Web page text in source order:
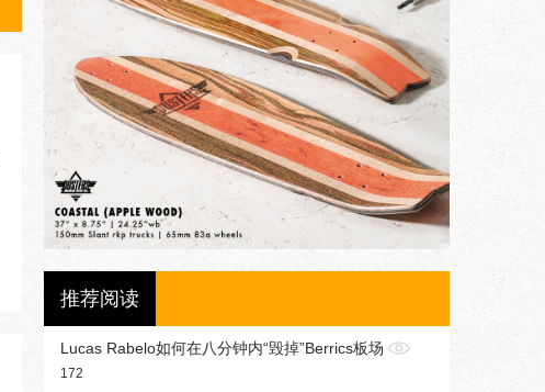
推荐阅读
Lucas Rabelo如何在八分钟内“毁掉”Berrics板场
172